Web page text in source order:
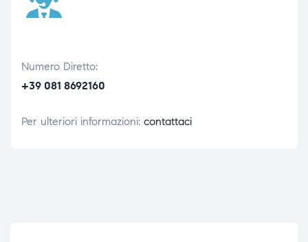
Numero Diretto:
+39 081 8692160
Per ulteriori informazioni: contattaci